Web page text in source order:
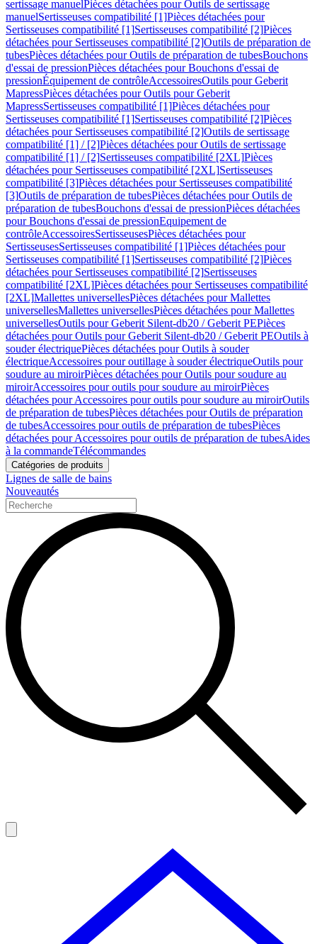
sertissage manuelPièces détachées pour Outils de sertissage
manuelSertisseuses compatibilité [1]Pièces détachées pour
Sertisseuses compatibilité [1]Sertisseuses compatibilité [2]Pièces
détachées pour Sertisseuses compatibilité [2]Outils de préparation de
tubesPièces détachées pour Outils de préparation de tubesBouchons
d'essai de pressionPièces détachées pour Bouchons d'essai de
pressionÉquipement de contrôleAccessoiresOutils pour Geberit
MapressPièces détachées pour Outils pour Geberit
MapressSertisseuses compatibilité [1]Pièces détachées pour
Sertisseuses compatibilité [1]Sertisseuses compatibilité [2]Pièces
détachées pour Sertisseuses compatibilité [2]Outils de sertissage
compatibilité [1] / [2]Pièces détachées pour Outils de sertissage
compatibilité [1] / [2]Sertisseuses compatibilité [2XL]Pièces
détachées pour Sertisseuses compatibilité [2XL]Sertisseuses
compatibilité [3]Pièces détachées pour Sertisseuses compatibilité
[3]Outils de préparation de tubesPièces détachées pour Outils de
préparation de tubesBouchons d'essai de pressionPièces détachées
pour Bouchons d'essai de pressionEquipement de
contrôleAccessoiresSertisseusesPièces détachées pour
SertisseusesSertisseuses compatibilité [1]Pièces détachées pour
Sertisseuses compatibilité [1]Sertisseuses compatibilité [2]Pièces
détachées pour Sertisseuses compatibilité [2]Sertisseuses
compatibilité [2XL]Pièces détachées pour Sertisseuses compatibilité
[2XL]Mallettes universellesPièces détachées pour Mallettes
universellesMallettes universellesPièces détachées pour Mallettes
universellesOutils pour Geberit Silent-db20 / Geberit PEPièces
détachées pour Outils pour Geberit Silent-db20 / Geberit PEOutils à
souder électriquePièces détachées pour Outils à souder
électriqueAccessoires pour outillage à souder électriqueOutils pour
soudure au miroirPièces détachées pour Outils pour soudure au
miroirAccessoires pour outils pour soudure au miroirPièces
détachées pour Accessoires pour outils pour soudure au miroirOutils
de préparation de tubesPièces détachées pour Outils de préparation
de tubesAccessoires pour outils de préparation de tubesPièces
détachées pour Accessoires pour outils de préparation de tubesAides
à la commandeTélécommandes
Catégories de produits
Lignes de salle de bains
Nouveautés